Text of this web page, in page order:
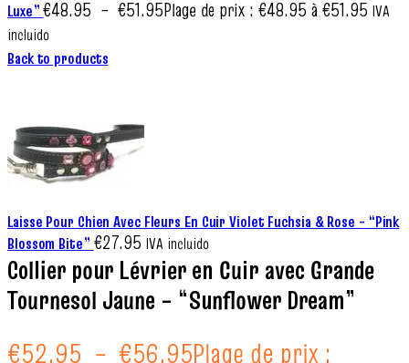
Luxe”€48.95 – €51.95Plage de prix : €48.95 à €51.95 IVA
incluido
Back to products
Laisse Pour Chien Avec Fleurs En Cuir Violet Fuchsia & Rose – “Pink
Blossom Bite” €27.95 IVA incluido
Collier pour Lévrier en Cuir avec Grande
Tournesol Jaune – “Sunflower Dream”
€52.95 – €56.95Plage de prix :